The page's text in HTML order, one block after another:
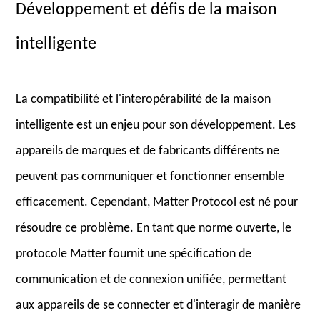
Développement et défis de la maison
intelligente
La compatibilité et l'interopérabilité de la maison
intelligente est un enjeu pour son développement. Les
appareils de marques et de fabricants différents ne
peuvent pas communiquer et fonctionner ensemble
efficacement. Cependant, Matter Protocol est né pour
résoudre ce problème. En tant que norme ouverte, le
protocole Matter fournit une spécification de
communication et de connexion unifiée, permettant
aux appareils de se connecter et d'interagir de manière